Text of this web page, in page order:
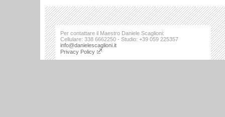
Per contattare il Maestro Daniele Scaglioni:
Cellulare: 338 6662250 - Studio: +39 059 225357
info@danielescaglioni.it
Privacy Policy